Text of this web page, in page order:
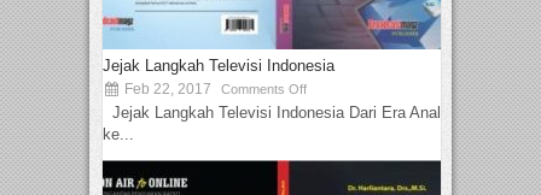
Jejak Langkah Televisi Indonesia
Feb 22, 2017 Comments Off
Jejak Langkah Televisi Indonesia Dari Era Analog
ke...